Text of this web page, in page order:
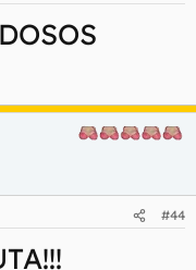
#44